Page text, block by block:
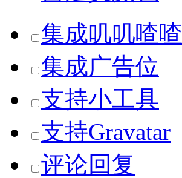
集成叽叽喳喳
集成广告位
支持小工具
支持Gravatar
评论回复